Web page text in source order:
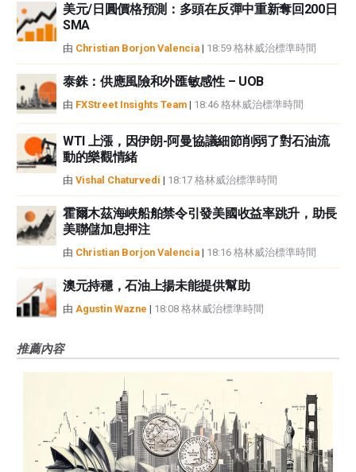
美元/日圓價格預測：多頭在反彈中重新奪回200日
SMA
由 Christian Borjon Valencia | 18:59 格林威治標準時間
泰銖：供應風險和外匯敏感性 – UOB
由 FXStreet Insights Team | 18:46 格林威治標準時間
WTI 上漲，因伊朗-阿曼協議細節削弱了對石油流
動的樂觀情緒
由 Vishal Chaturvedi | 18:17 格林威治標準時間
霍爾木茲海峽船舶禁令引發美國收益率跳升，助長
美聯儲加息押注
由 Christian Borjon Valencia | 18:16 格林威治標準時間
澳元持穩，石油上揚未能提供幫助
由 Agustin Wazne | 18:08 格林威治標準時間
推薦內容